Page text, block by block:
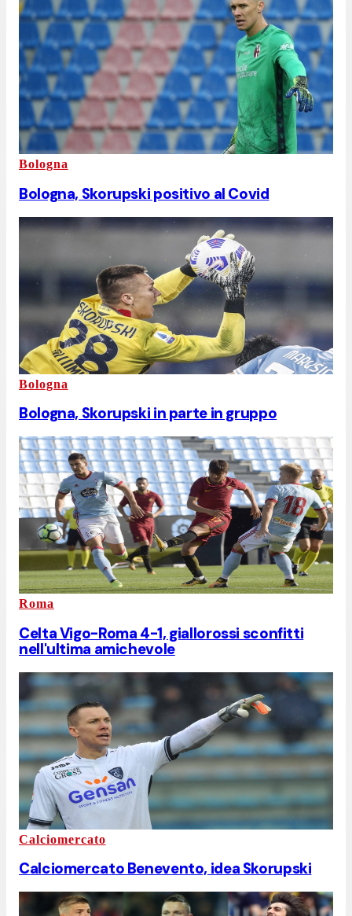
Bologna
Bologna, Skorupski positivo al Covid
Bologna
Bologna, Skorupski in parte in gruppo
Roma
Celta Vigo-Roma 4-1, giallorossi sconfitti
nell'ultima amichevole
Calciomercato
Calciomercato Benevento, idea Skorupski